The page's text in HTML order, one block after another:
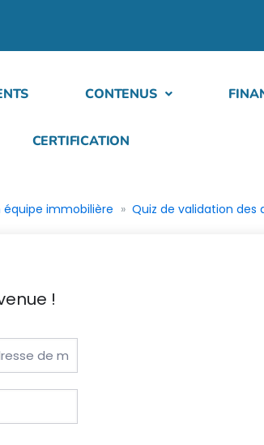
CONTENUS
CERTIFICATION
immobilière Quiz de validation des
!